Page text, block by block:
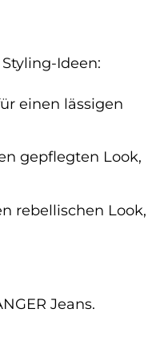
Ideen:
einen lässigen
gepflegten Look,
rebellischen Look,
Jeans.